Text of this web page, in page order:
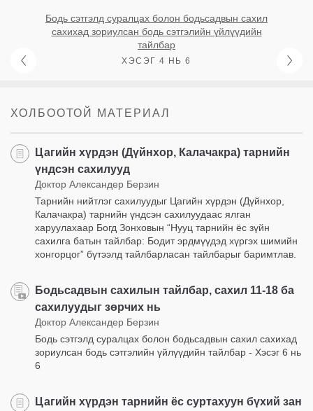
Бодь сэтгэлд суралцах болон бодьсадвын сахил
сахихад зориулсан бодь сэтгэлийн үйлүүдийн
тайлбар
ХЭСЭГ 4 НЬ 6
ХОЛБООТОЙ МАТЕРИАЛ
Цагийн хүрдэн (Дүйнхор, Калачакра) тарнийн
үндсэн сахилууд
Доктор Александер Берзин
Тарнийн нийтлэг сахилуудыг Цагийн хүрдэн (Дүйнхор,
Калачакра) тарнийн үндсэн сахилуудаас ялган
харуулахаар Богд Зонховын “Нууц тарнийн ёс зүйн
сахилга батын тайлбар: Бодит эрдмүүдэд хүргэх шимийн
хонгорцог” бүтээлд тайлбарласан тайлбарыг баримтлав.
Бодьсадвын сахилын тайлбар, сахил 11-18 ба
сахилуудыг зөрчих нь
Доктор Александер Берзин
Бодь сэтгэлд суралцах болон бодьсадвын сахил сахихад
зориулсан бодь сэтгэлийн үйлүүдийн тайлбар - Хэсэг 6 нь
6
Цагийн хүрдэн тарнийн ёс суртахуун бүхий зан